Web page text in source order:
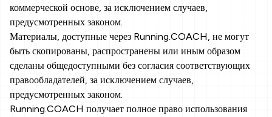
коммерческой основе, за исключением случаев,
предусмотренных законом.
Материалы, доступные через Running.COACH, не могут
быть скопированы, распространены или иным образом
сделаны общедоступными без согласия соответствующих
правообладателей, за исключением случаев,
предусмотренных законом.
Running.COACH получает полное право использования